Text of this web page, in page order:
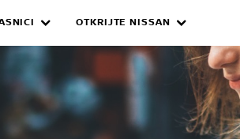
OTKRIJTE NISSAN